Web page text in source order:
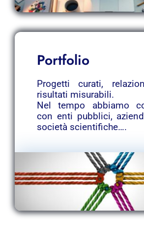
Portfolio
Progetti curati,
risultati misurabili.
Nel tempo abbiamo
con enti pubblici,
società scientifiche….